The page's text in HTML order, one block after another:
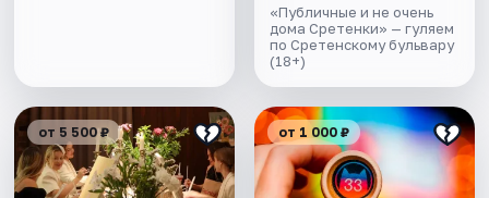
«Публичные и не очень
дома Сретенки» — гуляем
по Сретенскому бульвару
(18+)
от 5 500 ₽ от 1 000 ₽